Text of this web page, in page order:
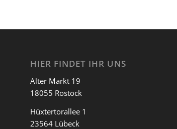
HIER FINDET IHR UNS
Alter Markt 19
18055 Rostock
Hüxtertorallee 1
23564 Lübeck